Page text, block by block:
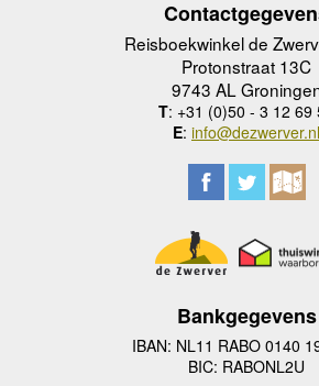
Reisboekwinkel de
Protonstraat 13C
9743 AL
T: +31 (0)50 - 3 12 69
E: info@dezwerver.nl
Bankgegevens
IBAN: NL11 RABO 0140
BIC: RABONL2U